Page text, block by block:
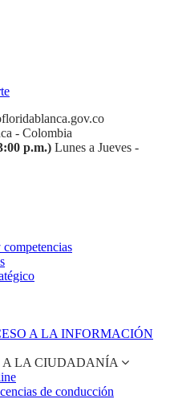
- Colombia
p.m.) Lunes a Jueves -
A LA INFORMACIÓN
A LA CIUDADANÍA
de conducción